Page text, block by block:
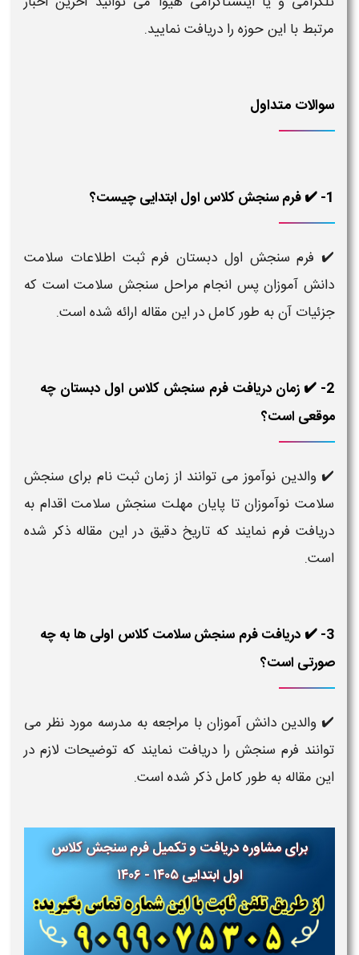
مرتبط با این حوزه را دریافت نمایید.
سوالات متداول
1- ✔️ فرم سنجش کلاس اول ابتدایی چیست؟
✔️ فرم سنجش اول دبستان فرم ثبت اطلاعات سلامت
دانش آموزان پس انجام مراحل سنجش سلامت است که
جزئیات آن به طور کامل در این مقاله ارائه شده است.
2- ✔️ زمان دریافت فرم سنجش کلاس اول دبستان چه
موقعی است؟
✔️ والدین نوآموز می توانند از زمان ثبت نام برای سنجش
سلامت نوآموزان تا پایان مهلت سنجش سلامت اقدام به
دریافت فرم نمایند که تاریخ دقیق در این مقاله ذکر شده
است.
3- ✔️ دریافت فرم سنجش سلامت کلاس اولی ها به چه
صورتی است؟
✔️ والدین دانش آموزان با مراجعه به مدرسه مورد نظر می
توانند فرم سنجش را دریافت نمایند که توضیحات لازم در
این مقاله به طور کامل ذکر شده است.
برای مشاوره دریافت و تکمیل فرم سنجش کلاس
اول ابتدایی ۱۴۰۵ - ۱۴۰۶